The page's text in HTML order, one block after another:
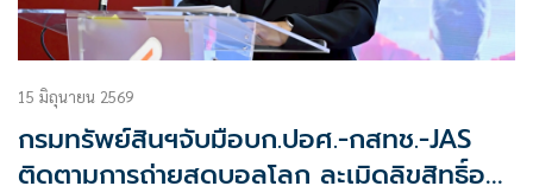
15 มิถุนายน 2569
กรมทรัพย์สินฯจับมือบก.ปอศ.-กสทช.-JAS
ติดตามการถ่ายสดบอลโลก ละเมิดลิขสิทธิ์อาจ